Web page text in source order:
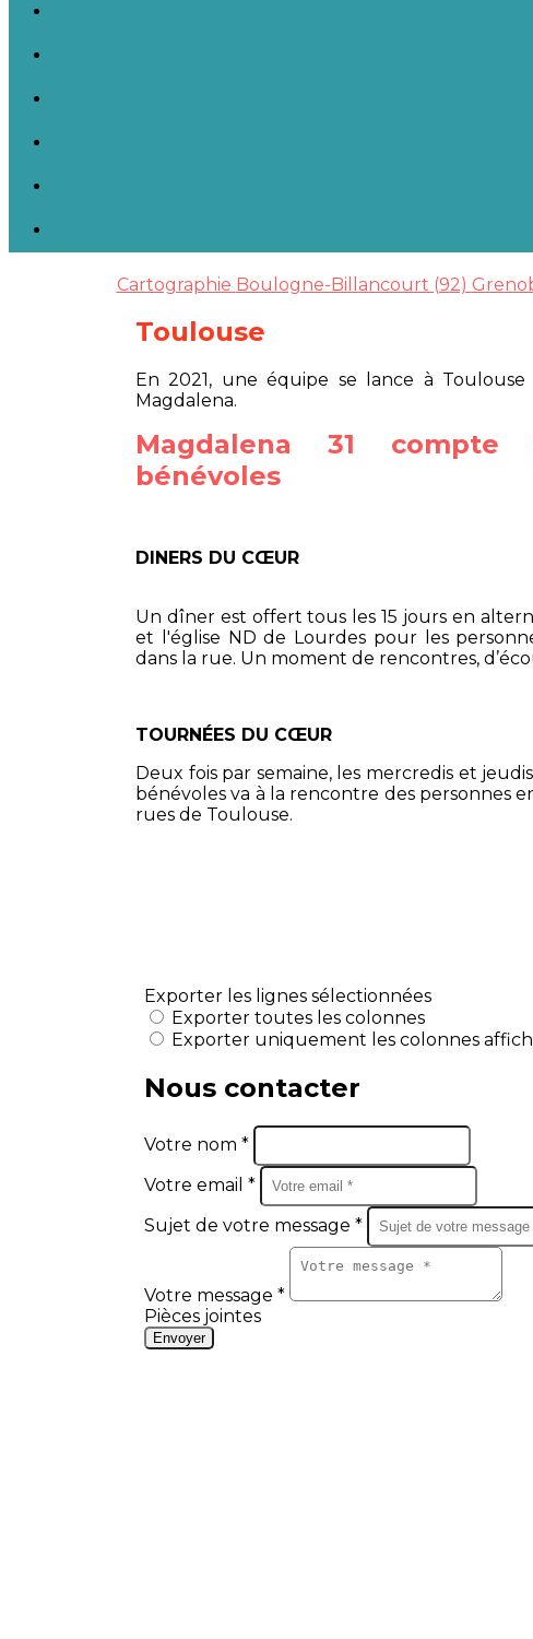
Cartographie Boulogne-Billancourt (92)
Toulouse
En 2021, une équipe se lance à
Magdalena.
Magdalena 31
bénévoles
DINERS DU CŒUR
Un dîner est offert tous les 15 jours en
et l'église ND de Lourdes pour les
dans la rue. Un moment de rencontres,
TOURNÉES DU CŒUR
Deux fois par semaine, les mercredis et
bénévoles va à la rencontre des personnes
rues de Toulouse.
Vous souhaitez plus d'information